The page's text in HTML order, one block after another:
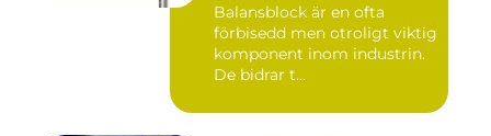
Balansblock är en ofta
förbisedd men otroligt viktig
komponent inom industrin.
De bidrar t...